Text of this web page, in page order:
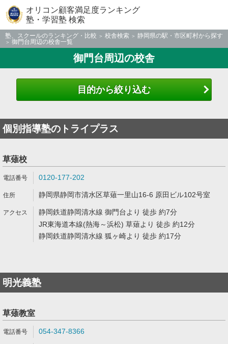
オリコン顧客満足度ランキング
塾・学習塾 検索
塾、スクールのランキング・比較 校舎検索
静岡県の駅・市区町村から探す
御門台周辺の校舎一覧
御門台周辺の校舎
目的から絞り込む
個別指導塾のトライプラス
草薙校
0120-177-202
静岡県静岡市清水区草薙一里山16-6 原田ビル102号室
静岡鉄道静岡清水線 御門台より 徒歩 約7分
JR東海道本線(熱海～浜松) 草薙より 徒歩 約12分
静岡鉄道静岡清水線 狐ヶ崎より 徒歩 約17分
明光義塾
草薙教室
054-347-8366